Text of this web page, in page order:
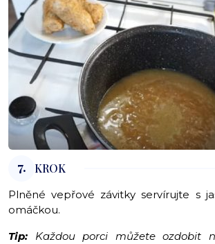
7. KROK
Plněné vepřové závitky servírujte s
omáčkou.
Tip: Každou porci můžete ozdobit